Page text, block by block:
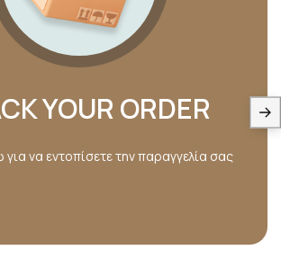
YOUR ORDER
να εντοπίσετε την παραγγελία σας